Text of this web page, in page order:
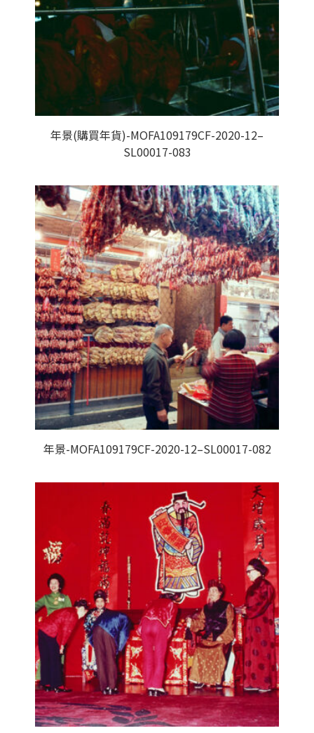
年景(購買年貨)-MOFA109179CF-2020-12–
SL00017-083
年景-MOFA109179CF-2020-12–SL00017-082